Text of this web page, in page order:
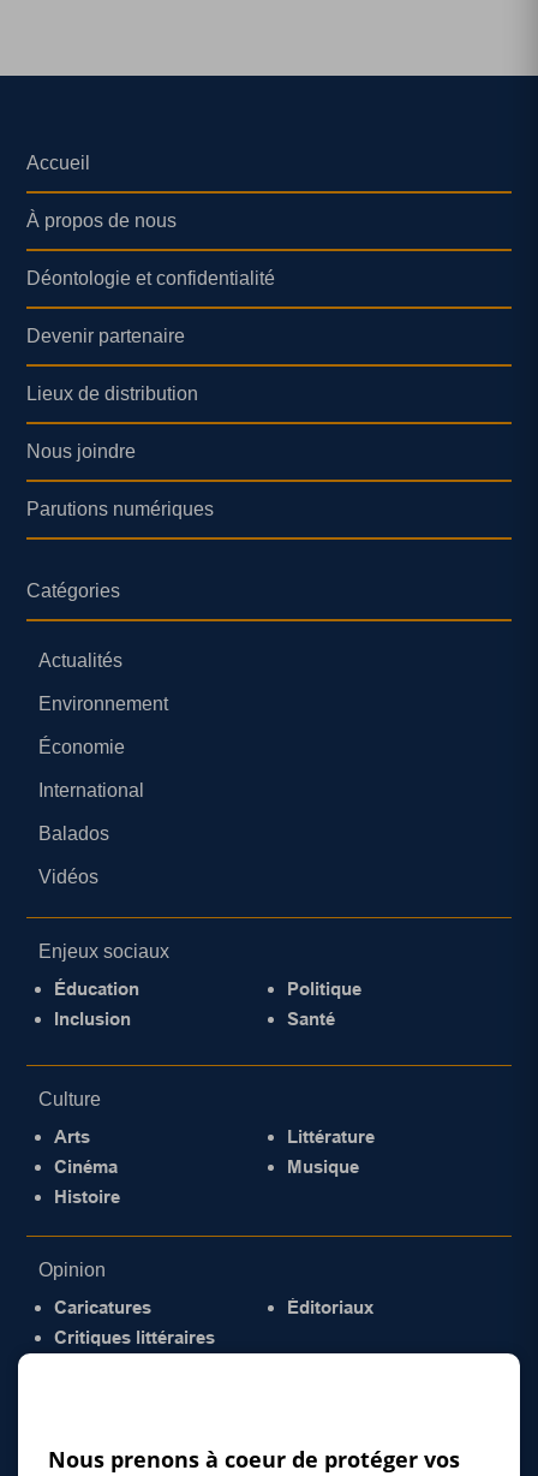
Accueil
À propos de nous
Déontologie et confidentialité
Devenir partenaire
Lieux de distribution
Nous joindre
Parutions numériques
Catégories
Actualités
Environnement
Économie
International
Balados
Vidéos
Enjeux sociaux
Éducation
Inclusion
Politique
Santé
Culture
Arts
Cinéma
Histoire
Littérature
Musique
Opinion
Caricatures
Critiques littéraires
Éditoriaux
Nous prenons à coeur de protéger vos